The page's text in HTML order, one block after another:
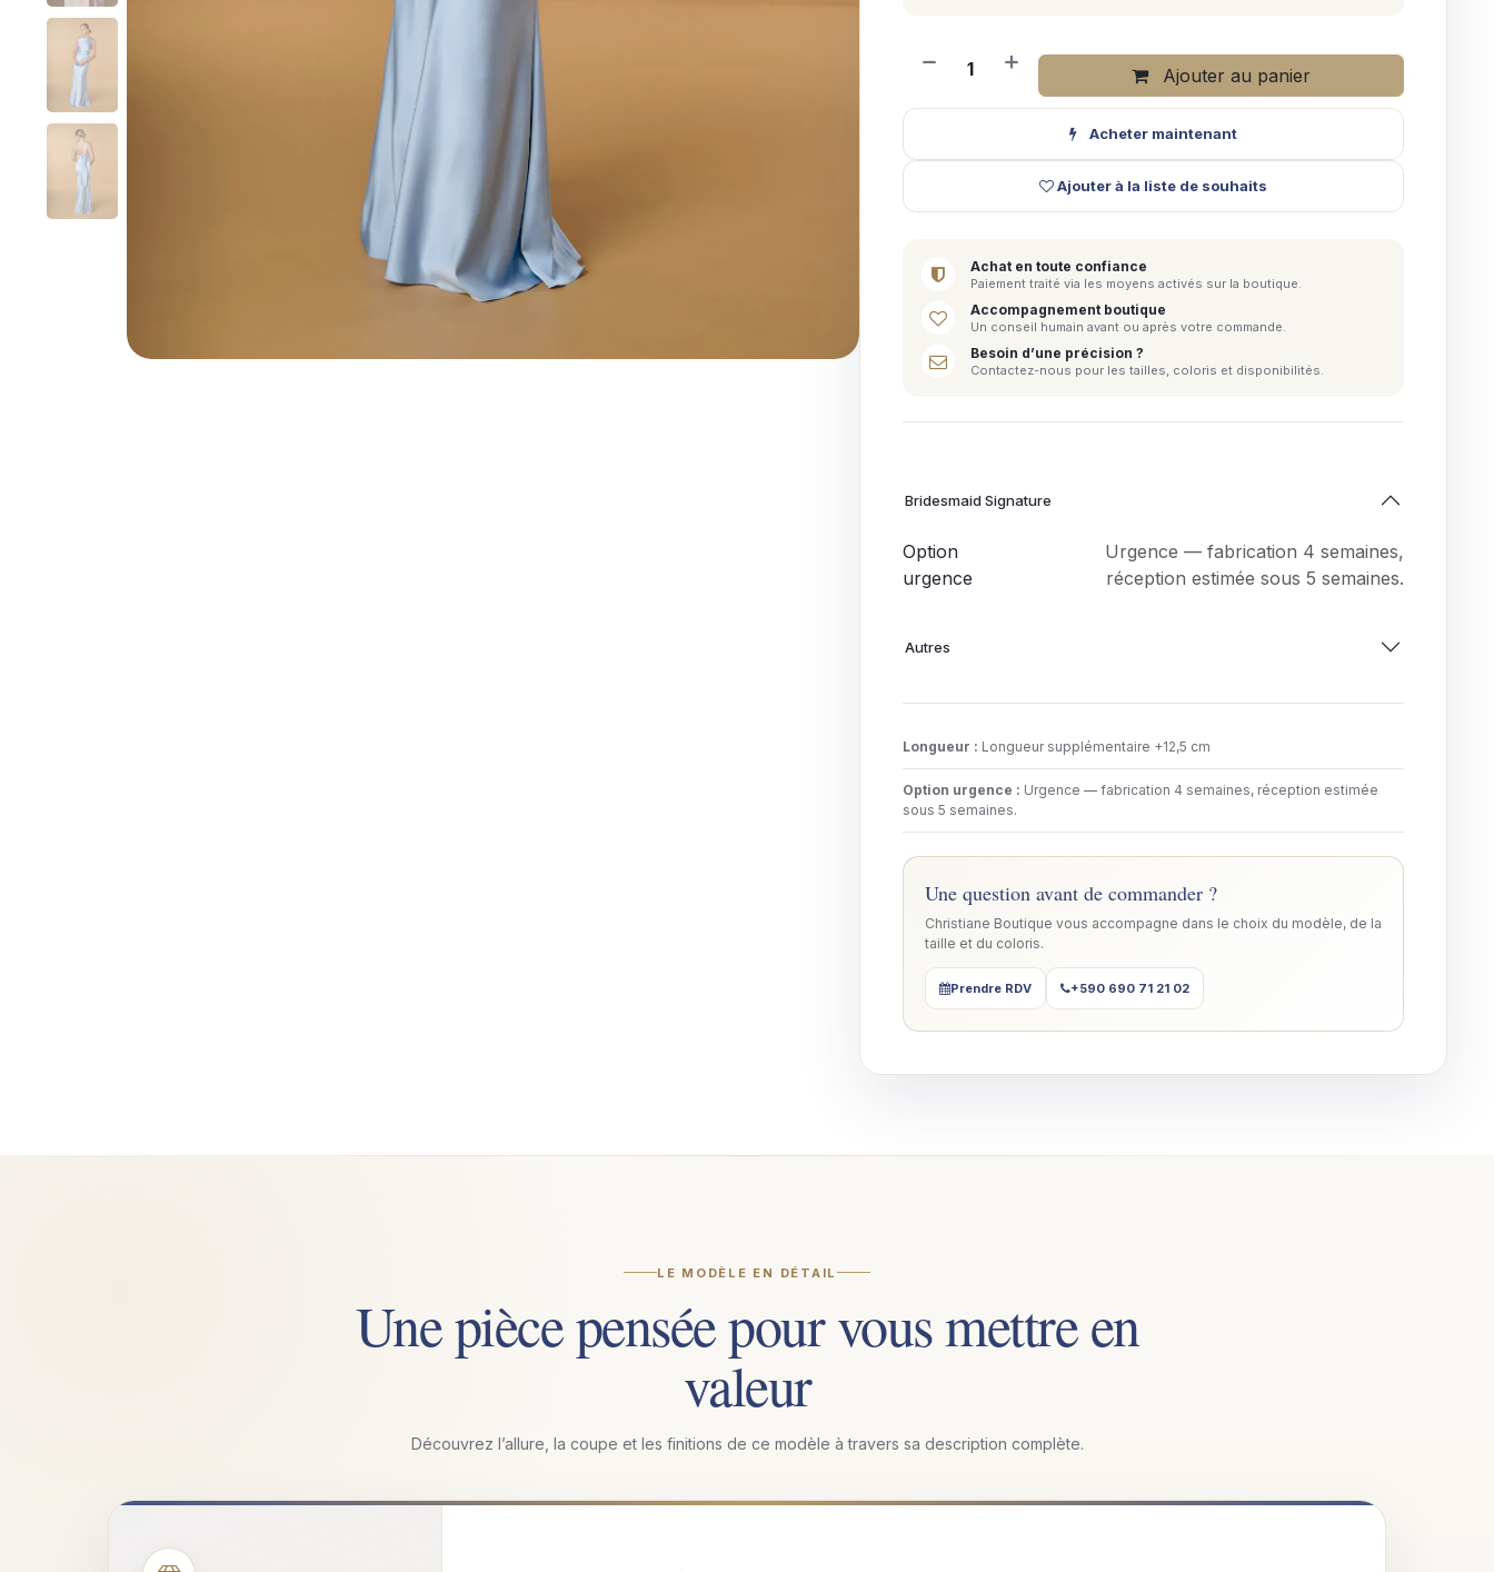
Ajouter au panier
Acheter maintenant
Ajouter à la liste de souhaits
Achat en toute confiance
Paiement traité via les moyens activés sur la boutique.
Accompagnement boutique
Un conseil humain avant ou après votre commande.
Besoin d’une précision ?
Contactez-nous pour les tailles, coloris et disponibilités.
Bridesmaid Signature
Option
urgence
Urgence — fabrication 4 semaines,
réception estimée sous 5 semaines.
Autres
Longueur : Longueur supplémentaire +12,5 cm
Option urgence : Urgence — fabrication 4 semaines, réception estimée
sous 5 semaines.
Une question avant de commander ?
Christiane Boutique vous accompagne dans le choix du modèle, de la
taille et du coloris.
Prendre RDV +590 690 71 21 02
LE MODÈLE EN DÉTAIL
Une pièce pensée pour vous mettre en
valeur
Découvrez l’allure, la coupe et les finitions de ce modèle à travers sa description complète.